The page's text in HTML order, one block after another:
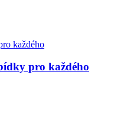
pro každého